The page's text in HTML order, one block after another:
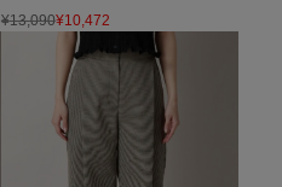
¥13,090¥10,472